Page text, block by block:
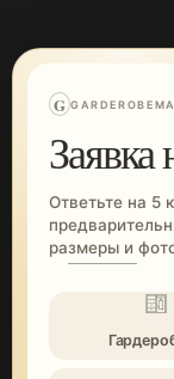
G
Заявка
Ответьте на 5
размеры и